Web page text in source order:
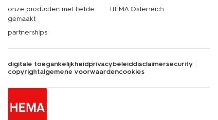
onze producten met liefde
gemaakt
partnerships
HEMA Österreich
digitale toegankelijkheidprivacybeleiddisclaimersecurity
copyrightalgemene voorwaardencookies